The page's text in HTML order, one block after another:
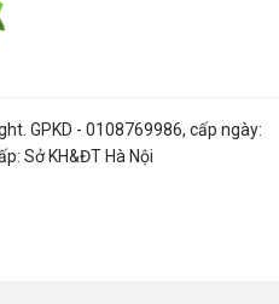
. GPKD - 0108769986, cấp ngày:
Sở KH&ĐT Hà Nội